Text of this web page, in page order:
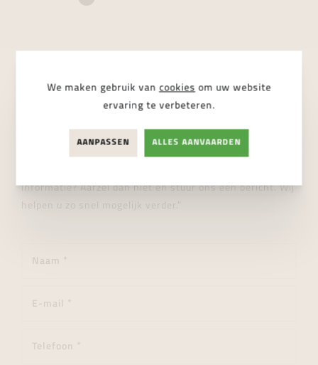
STUUR ONS EEN BERICHT
Wij helpen je graag verder!
informatie? Aarzel dan niet en stuur ons een bericht. Wij
helpen u zo snel mogelijk verder."
We maken gebruik van cookies om uw website
ervaring te verbeteren.
AANPASSEN ALLES AANVAARDEN